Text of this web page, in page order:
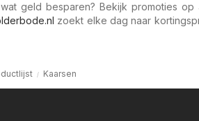
geld besparen? Bekijk promoties op
zoekt elke dag naar
Kaarsen